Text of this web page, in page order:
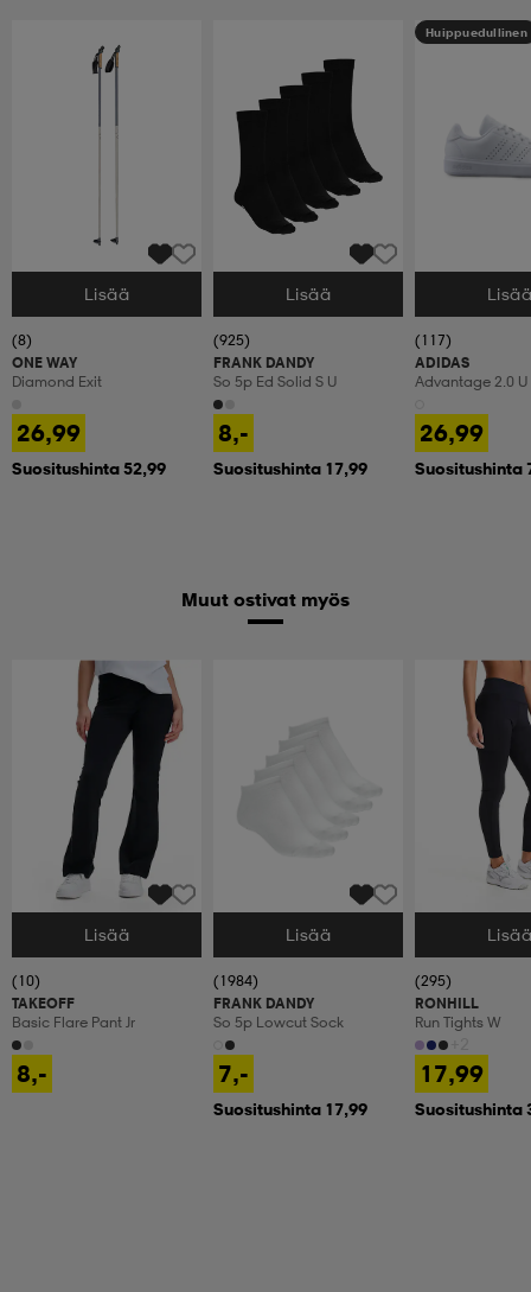
Valitse Koko
Lisää
(8)
ONE WAY
Diamond Exit
26,99
Suositushinta 52,99
Valitse Koko
Lisää
(925)
FRANK DANDY
So 5p Ed Solid S U
8,-
Suositushinta 17,99
Huippuedullinen
Valitse Koko
(117)
ADIDAS
Advantage 2.0 U
26,99
Suositushinta
Muut ostivat myös
Valitse Koko
Lisää
(10)
TAKEOFF
Basic Flare Pant Jr
8,-
Valitse Koko
Lisää
(1984)
FRANK DANDY
So 5p Lowcut Sock
7,-
Suositushinta 17,99
Valitse Koko
(295)
RONHILL
Run Tights W
17,99
Suositushinta